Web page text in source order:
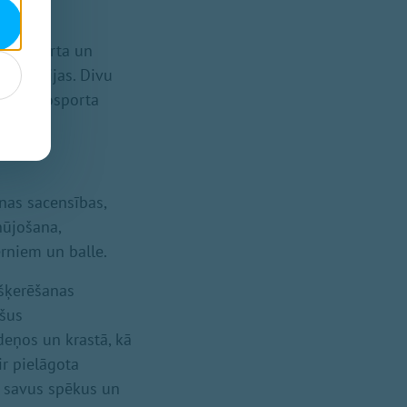
sporta un
Latvijas. Divu
motosporta
sacensības,
un balle.
un krastā, kā
pielāgota
spēkus un